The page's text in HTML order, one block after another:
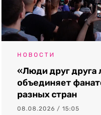
НОВОСТИ
«Люди друг друга
объединяет
разных стран
08.08.2026 / 15:05